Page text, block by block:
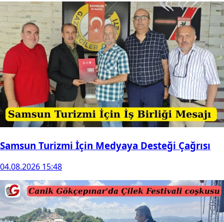
Samsun Turizmi İçin Medyaya Desteği Çağrısı
04.08.2026 15:48